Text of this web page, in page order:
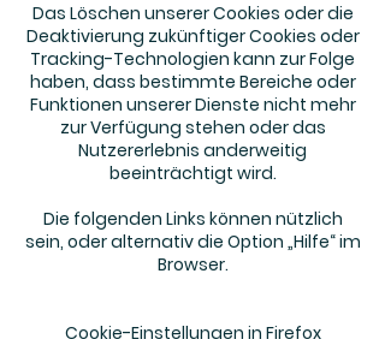
Das Löschen unserer Cookies oder die
Deaktivierung zukünftiger Cookies oder
Tracking-Technologien kann zur Folge
haben, dass bestimmte Bereiche oder
Funktionen unserer Dienste nicht mehr
zur Verfügung stehen oder das
Nutzererlebnis anderweitig
beeinträchtigt wird.
Die folgenden Links können nützlich
sein, oder alternativ die Option „Hilfe“ im
Browser.
Cookie-Einstellungen in Firefox